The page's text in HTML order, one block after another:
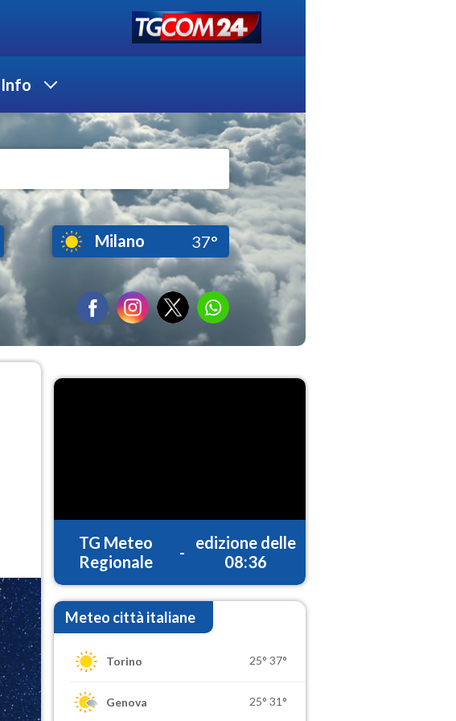
Info
Milano 37°
TG Meteo
Regionale
-
edizione delle
08:36
Meteo città italiane
Torino 25° 37°
Genova 25° 31°